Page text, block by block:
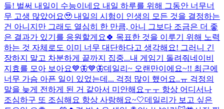
들! 벌써 내일이 수능이네요 내일 하루를 위해 그동안 너무너
무 고생 많았어요🥹 내일의 시험이 인생의 모든 것을 결정하는
건 아니지만 그래도 열심히 한 만큼, 아니 그보다 조금은 더 좋
은 결과가 있기를 응원할게요🍀 목표한 것을 이루기 위해 노력
하는 것 자체로도 이미 너무 대단하다고 생각해요! 그러니 긴
장하지 말고 차분하게 끝까지 집중...내 게임기 돌려줘 네이비
지효를 모아 보아요💙🦋💙🦋데일리~ 오랜만이에요~!! 최근에
너무 가슴 아픈 일이 있었는데... 걱정 많이 했어요..ㅠ 걱정의
말을 늦게 전하게 된 거 같아서 미안해요ㅜㅜ 항상 어디서나
조심하구 또 조심해요 항상 사랑해요~🤍데일리가 보고 싶은